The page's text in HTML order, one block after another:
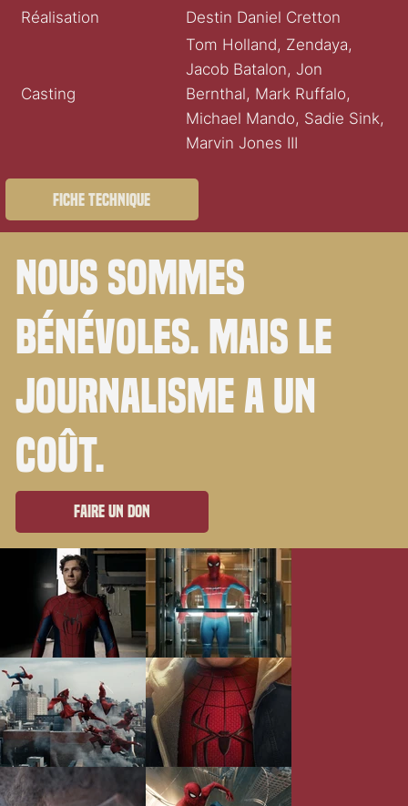
Réalisation
Destin Daniel Cretton
Casting
Tom Holland, Zendaya,
Jacob Batalon, Jon
Bernthal, Mark Ruffalo,
Michael Mando, Sadie Sink,
Marvin Jones III
Fiche technique
Nous sommes
bénévoles. Mais le
journalisme a un
coût.
Faire un don